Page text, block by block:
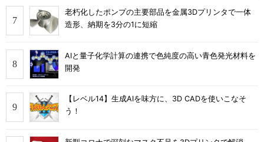
老朽化したポンプの主要部品を金属3Dプリンタで一体
造形、納期を3分の1に短縮
AIと量子化学計算の連携で色純度の高い青色発光材料を
開発
【レベル14】生成AIを味方に、3D CADを使いこなそ
う！